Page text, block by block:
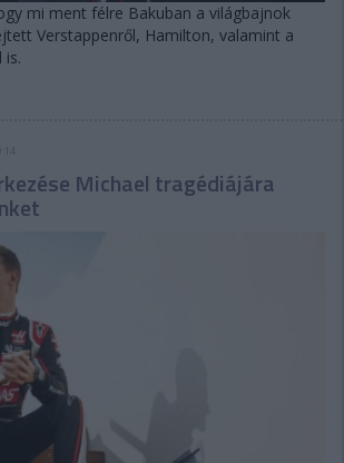
mi ment félre Bakuban a világbajnok
Verstappenről, Hamilton, valamint a
is.
Michael tragédiájára